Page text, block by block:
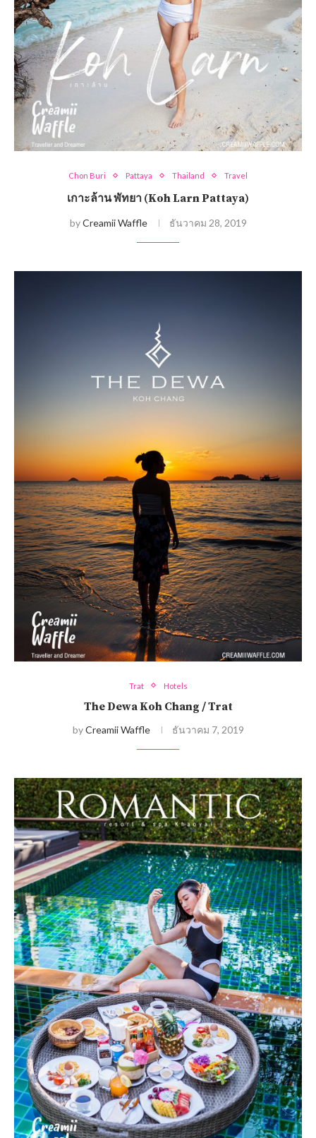
Chon Buri Pattaya Thailand Travel
เกาะล้าน พัทยา (Koh Larn Pattaya)
byCreamii Waffle ธันวาคม 28, 2019
Trat Hotels
The Dewa Koh Chang / Trat
byCreamii Waffle ธันวาคม 7, 2019